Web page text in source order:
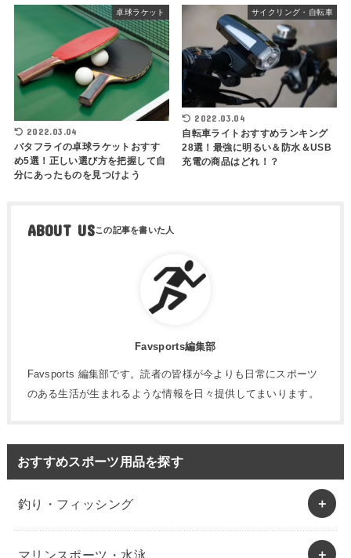
卓球ラケット
2022.03.04
バタフライの卓球ラケットおすす
め5選！正しい選び方を把握して自
分にあったものを見つけよう
サイクリング・自転車
2022.03.04
自転車ライトおすすめランキング
28選！最強に明るい＆防水＆USB
充電の商品はどれ！？
ABOUT US
Favsports編集部
Favsports 編集部です。読者の皆様が今よりも日常にスポーツ
のある生活が生まれるような情報を日々提供してまいります。
おすすめスポーツ用品を探す
釣り・フィッシング
マリンスポーツ・水泳